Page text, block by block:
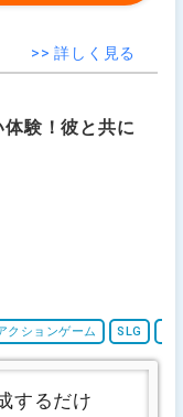
>> 詳しく見る
験！彼と共に
クションゲーム SLG
するだけ